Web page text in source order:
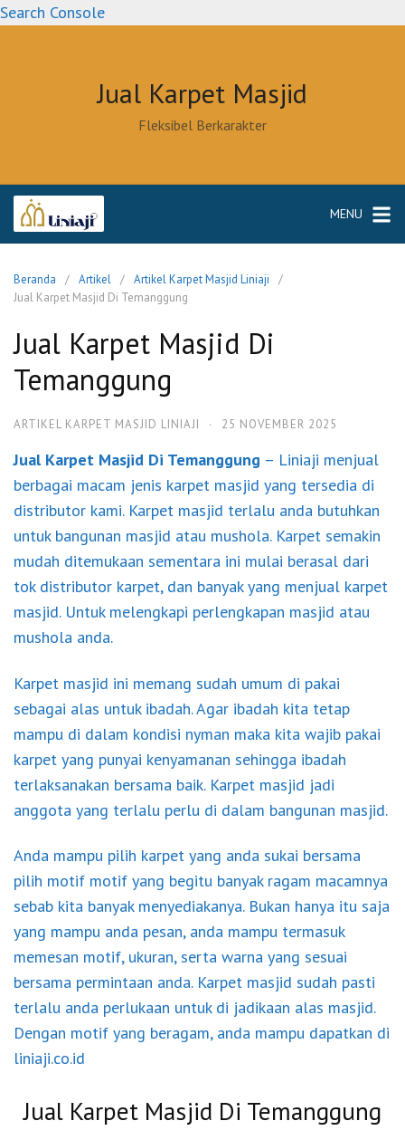
Search ConsoleLangsung
Jual Karpet Masjid
Fleksibel Berkarakter
MENU
Beranda Artikel
Artikel Karpet Masjid Liniaji
Jual Karpet Masjid Di Temanggung
Jual Karpet Masjid Di
Temanggung
ARTIKEL KARPET MASJID LINIAJI · 25 NOVEMBER 2025
Jual Karpet Masjid Di Temanggung – Liniaji menjual
berbagai macam jenis karpet masjid yang tersedia di
distributor kami. Karpet masjid terlalu anda butuhkan
untuk bangunan masjid atau mushola. Karpet semakin
mudah ditemukaan sementara ini mulai berasal dari
tok distributor karpet, dan banyak yang menjual karpet
masjid. Untuk melengkapi perlengkapan masjid atau
mushola anda.
Karpet masjid ini memang sudah umum di pakai
sebagai alas untuk ibadah. Agar ibadah kita tetap
mampu di dalam kondisi nyman maka kita wajib pakai
karpet yang punyai kenyamanan sehingga ibadah
terlaksanakan bersama baik. Karpet masjid jadi
anggota yang terlalu perlu di dalam bangunan masjid.
Anda mampu pilih karpet yang anda sukai bersama
pilih motif motif yang begitu banyak ragam macamnya
sebab kita banyak menyediakanya. Bukan hanya itu saja
yang mampu anda pesan, anda mampu termasuk
memesan motif, ukuran, serta warna yang sesuai
bersama permintaan anda. Karpet masjid sudah pasti
terlalu anda perlukaan untuk di jadikaan alas masjid.
Dengan motif yang beragam, anda mampu dapatkan di
liniaji.co.id
Jual Karpet Masjid Di Temanggung